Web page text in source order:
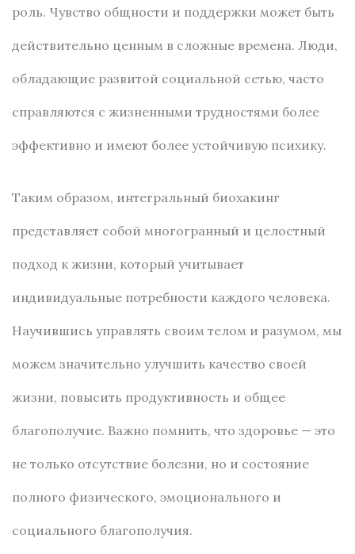
роль. Чувство общности и поддержки может быть
действительно ценным в сложные времена. Люди,
обладающие развитой социальной сетью, часто
справляются с жизненными трудностями более
эффективно и имеют более устойчивую психику.
Таким образом, интегральный биохакинг
представляет собой многогранный и целостный
подход к жизни, который учитывает
индивидуальные потребности каждого человека.
Научившись управлять своим телом и разумом, мы
можем значительно улучшить качество своей
жизни, повысить продуктивность и общее
благополучие. Важно помнить, что здоровье — это
не только отсутствие болезни, но и состояние
полного физического, эмоционального и
социального благополучия.